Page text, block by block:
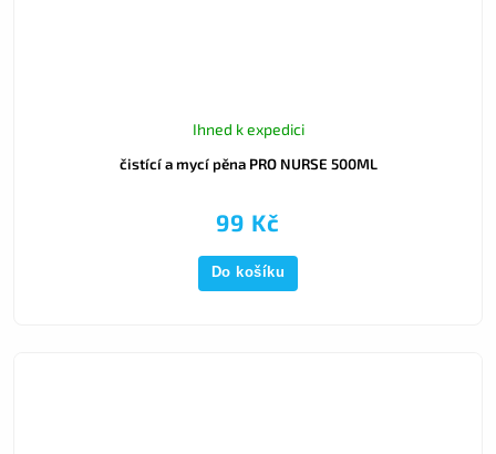
čistící a mycí pěna PRO NURSE 500ML
Ihned k expedici
99 Kč
Do košíku